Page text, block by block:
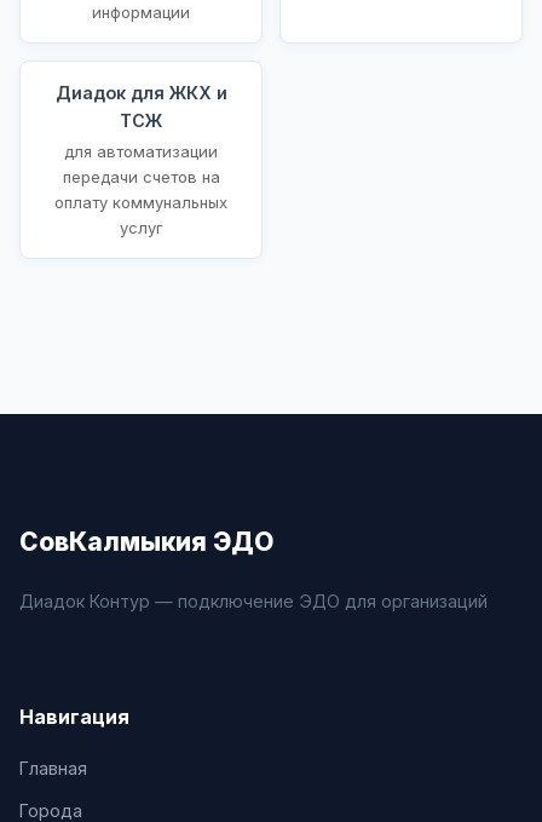
информации
Диадок для ЖКХ и
ТСЖ
для автоматизации
передачи счетов на
оплату коммунальных
услуг
СовКалмыкия ЭДО
Диадок Контур — подключение ЭДО для организаций
Навигация
Главная
Города